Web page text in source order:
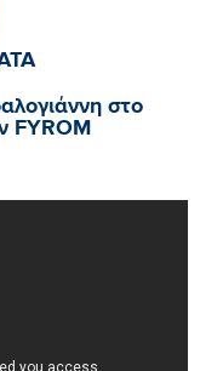
στο
FYROM